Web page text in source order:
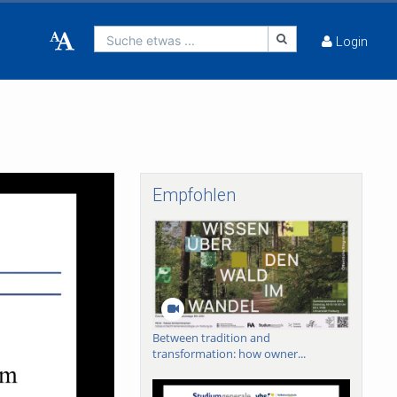
Suche etwas ... Login
Empfohlen
Between tradition and
transformation: how owner...